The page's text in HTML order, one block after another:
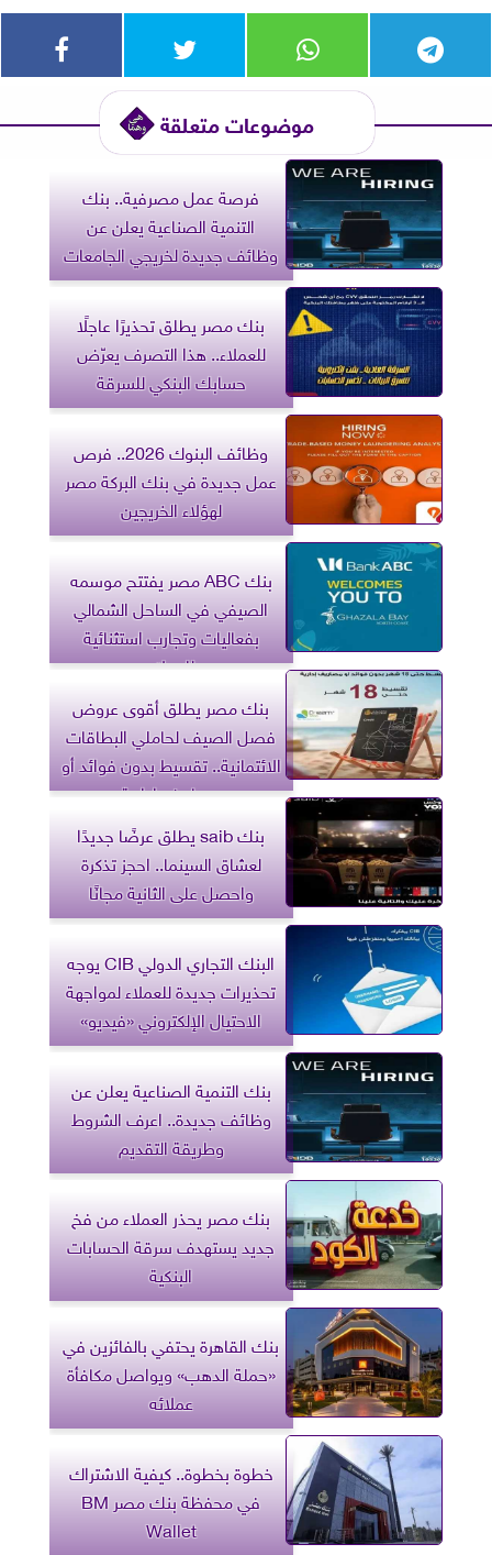
موضوعات متعلقة
فرصة عمل مصرفية.. بنك
التنمية الصناعية يعلن عن
وظائف جديدة لخريجي الجامعات
بنك مصر يطلق تحذيرًا عاجلًا
للعملاء.. هذا التصرف يعرّض
حسابك البنكي للسرقة
وظائف البنوك 2026.. فرص
عمل جديدة في بنك البركة مصر
لهؤلاء الخريجين
بنك ABC مصر يفتتح موسمه
الصيفي في الساحل الشمالي
بفعاليات وتجارب استثنائية
للعملاء
بنك مصر يطلق أقوى عروض
فصل الصيف لحاملي البطاقات
الائتمانية.. تقسيط بدون فوائد أو
مصاريف إدارية
بنك saib يطلق عرضًا جديدًا
لعشاق السينما.. احجز تذكرة
واحصل على الثانية مجانًا
البنك التجاري الدولي CIB يوجه
تحذيرات جديدة للعملاء لمواجهة
الاحتيال الإلكتروني «فيديو»
بنك التنمية الصناعية يعلن عن
وظائف جديدة.. اعرف الشروط
وطريقة التقديم
بنك مصر يحذر العملاء من فخ
جديد يستهدف سرقة الحسابات
البنكية
بنك القاهرة يحتفي بالفائزين في
«حملة الدهب» ويواصل مكافأة
عملائه
خطوة بخطوة.. كيفية الاشتراك
في محفظة بنك مصر BM
Wallet